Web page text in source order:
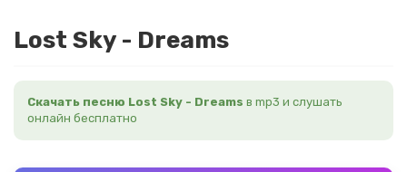
Lost Sky - Dreams
Скачать песню Lost Sky - Dreams в mp3 и слушать
онлайн бесплатно